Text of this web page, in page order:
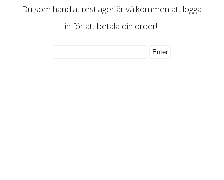
Du som handlat restlager är välkommen att logga
in för att betala din order!